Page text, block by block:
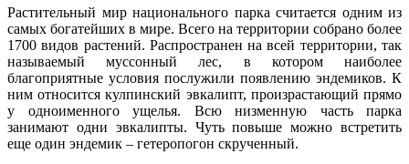
Растительный мир национального парка считается одним из
самых богатейших в мире. Всего на территории собрано более
1700 видов растений. Распространен на всей территории, так
называемый муссонный лес, в котором наиболее
благоприятные условия послужили появлению эндемиков. К
ним относится кулпинский эвкалипт, произрастающий прямо
у одноименного ущелья. Всю низменную часть парка
занимают одни эвкалипты. Чуть повыше можно встретить
еще один эндемик – гетеропогон скрученный.